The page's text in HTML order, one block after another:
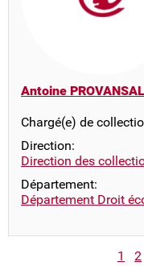
Antoine PROVANSAL
Chargé(e) de
Direction:
Direction des
Département:
Département Droit
Page
1 2